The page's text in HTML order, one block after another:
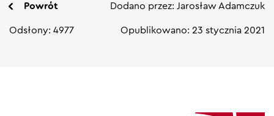
Powrót Dodano przez: Jarosław Adamczuk
Odsłony: 4977 Opublikowano: 23 stycznia 2021